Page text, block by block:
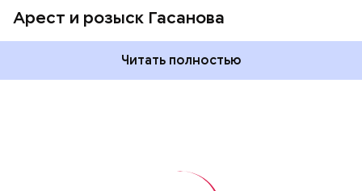
Арест и розыск Гасанова
Читать полностью